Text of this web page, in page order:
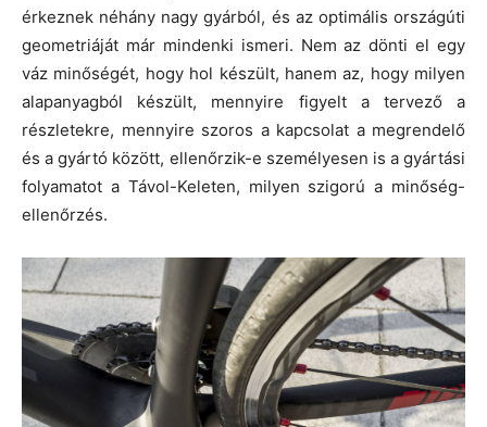
érkeznek néhány nagy gyárból, és az optimális országúti
geometriáját már mindenki ismeri. Nem az dönti el egy
váz minőségét, hogy hol készült, hanem az, hogy milyen
alapanyagból készült, mennyire figyelt a tervező a
részletekre, mennyire szoros a kapcsolat a megrendelő
és a gyártó között, ellenőrzik-e személyesen is a gyártási
folyamatot a Távol-Keleten, milyen szigorú a minőség-
ellenőrzés.